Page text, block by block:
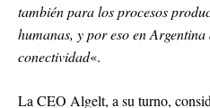
también para los procesos
humanas, y por eso en
conectividad«.
La CEO Algelt, a su turno,